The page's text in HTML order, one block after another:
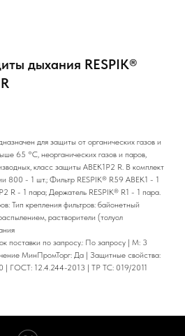
дыхания RESPIK®
для защиты от органических газов и
65 °С, неорганических газов и паров,
класс защиты АВЕК1P2 R. В комплект
800 - 1 шт.; Фильтр RESPIK® R59 ABEK1 - 1
R - 1 пара; Держатель RESPIK® R1 - 1 пара.
Тип крепления фильтров: байонетный
растворители (толуол
поставки по запросу.: По запросу | M: 3
МинПромТорг: Да | Защитные свойства:
ГОСТ: 12.4.244-2013 | ТР ТС: 019/2011